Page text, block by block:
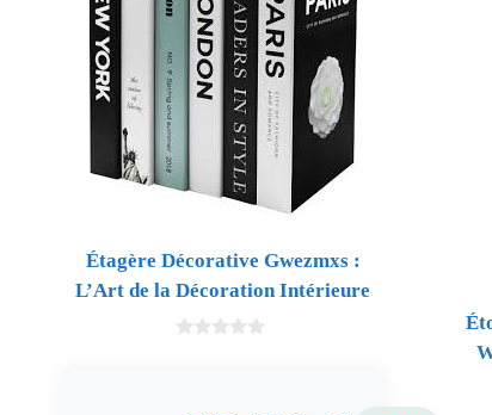
Étagère Décorative Gwezmxs :
L’Art de la Décoration Intérieure